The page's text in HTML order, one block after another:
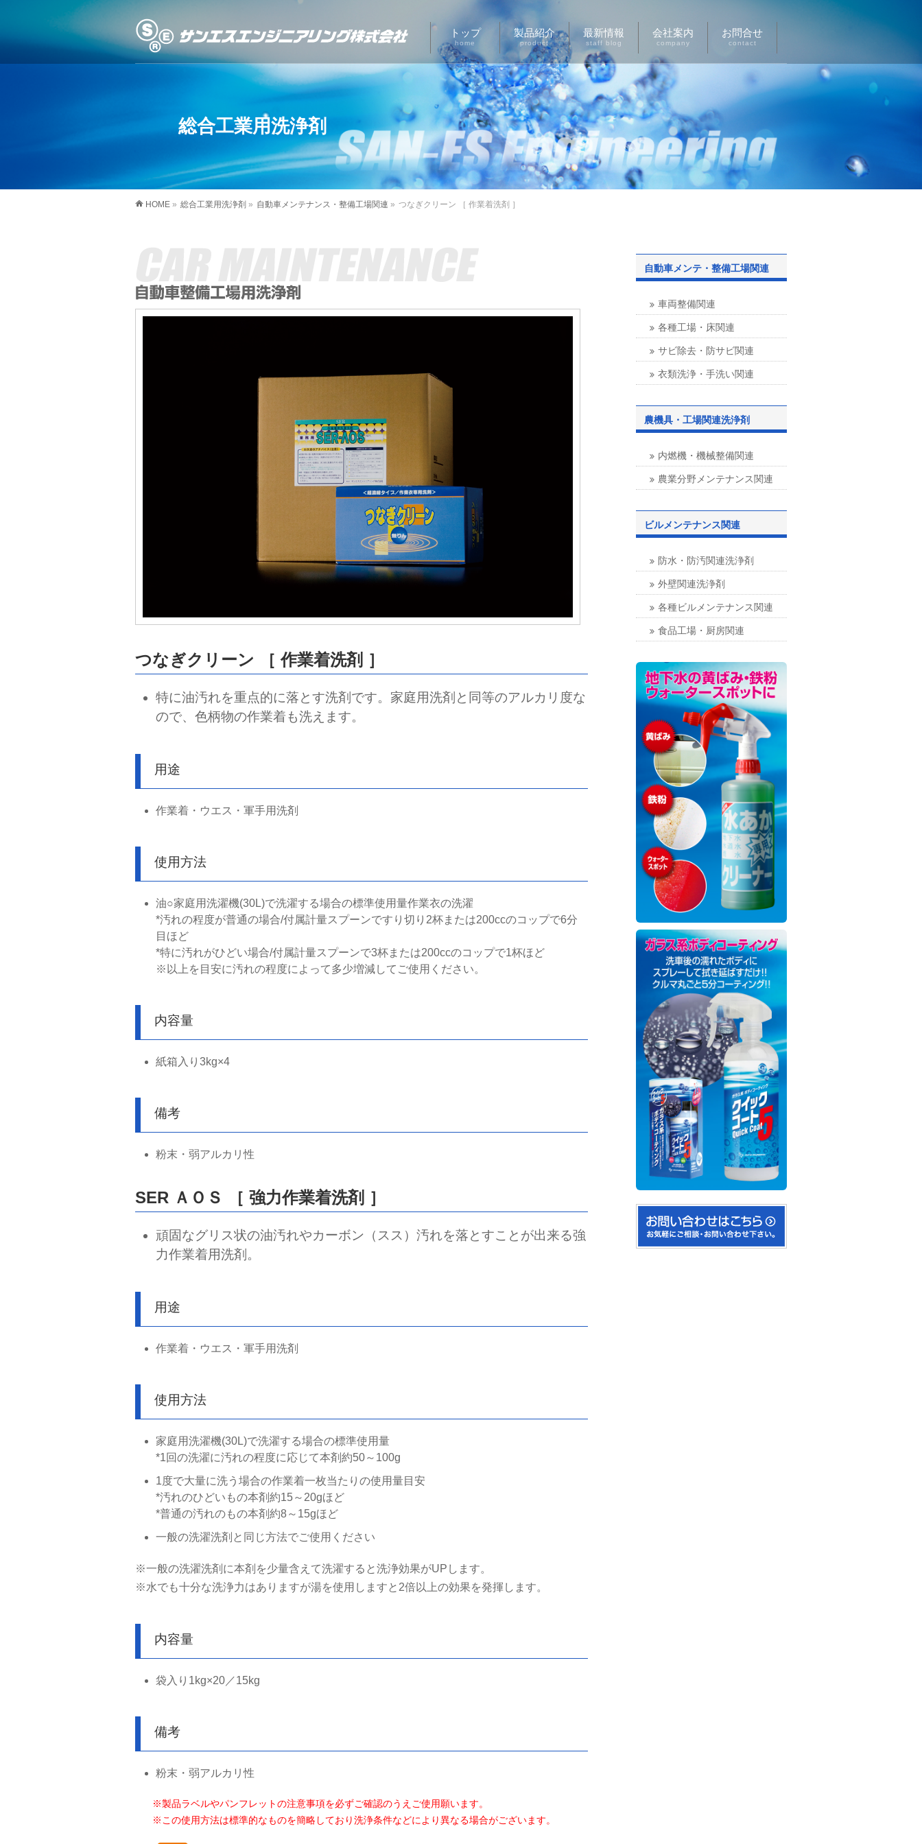
トップ
home
製品紹介
product
最新情報
staff blog
会社案内
company
お問合せ
contact
総合工業用洗浄剤
HOME » 総合工業用洗浄剤 » 自動車メンテナンス・整備工場関連 » つなぎクリーン ［ 作業着洗剤 ］
つなぎクリーン ［ 作業着洗剤 ］
特に油汚れを重点的に落とす洗剤です。家庭用洗剤と同等のアルカリ度な
ので、色柄物の作業着も洗えます。
用途
作業着・ウエス・軍手用洗剤
使用方法
油○家庭用洗濯機(30L)で洗濯する場合の標準使用量作業衣の洗濯
*汚れの程度が普通の場合/付属計量スプーンですり切り2杯または200ccのコップで6分
目ほど
*特に汚れがひどい場合/付属計量スプーンで3杯または200ccのコップで1杯ほど
※以上を目安に汚れの程度によって多少増減してご使用ください。
内容量
紙箱入り3kg×4
備考
粉末・弱アルカリ性
SER ＡＯＳ ［ 強力作業着洗剤 ］
頑固なグリス状の油汚れやカーボン（スス）汚れを落とすことが出来る強
力作業着用洗剤。
用途
作業着・ウエス・軍手用洗剤
使用方法
家庭用洗濯機(30L)で洗濯する場合の標準使用量
*1回の洗濯に汚れの程度に応じて本剤約50～100g
1度で大量に洗う場合の作業着一枚当たりの使用量目安
*汚れのひどいもの本剤約15～20gほど
*普通の汚れのもの本剤約8～15gほど
一般の洗濯洗剤と同じ方法でご使用ください
※一般の洗濯洗剤に本剤を少量含えて洗濯すると洗浄効果がUPします。
※水でも十分な洗浄力はありますが湯を使用しますと2倍以上の効果を発揮します。
内容量
袋入り1kg×20／15kg
備考
粉末・弱アルカリ性
※製品ラベルやパンフレットの注意事項を必ずご確認のうえご使用願います。
※この使用方法は標準的なものを簡略しており洗浄条件などにより異なる場合がございます。
自動車メンテ・整備工場関連
車両整備関連
各種工場・床関連
サビ除去・防サビ関連
衣類洗浄・手洗い関連
農機具・工場関連洗浄剤
内燃機・機械整備関連
農業分野メンテナンス関連
ビルメンテナンス関連
防水・防汚関連洗浄剤
外壁関連洗浄剤
各種ビルメンテナンス関連
食品工場・厨房関連